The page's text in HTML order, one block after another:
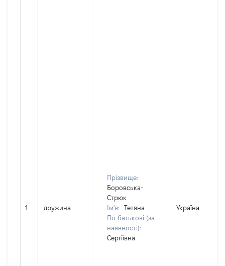
1 дружина
Прізвище:
Боровська-
Стрюк
Ім'я:
Тетяна
По батькові (за
наявності):
Сергіївна
Україна